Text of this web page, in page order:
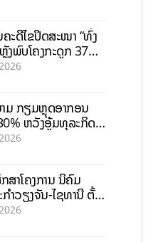
ະດີໄຂປິດສະໜາ “ທົ່ງ
ງພົບໂຄງກະດູກ 37
ຍັກ
ມ ກຽມຫຼຸດອາກອນ
ຫວັງອູ້ມທຸລະກິດ
ອຍ ແລະ ຈຸນລະ
ສາໂຄງການ ນິຄົມ
ຳວຽງຈັນ-ໄຊທານີ ຕັ້ງ
150 ລ້ານໂດລາ, ສ້າງ